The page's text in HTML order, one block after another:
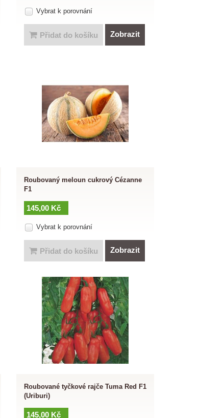
Vybrat k porovnání
Přidat do košíku Zobrazit
Roubovaný meloun cukrový Cézanne
F1
145,00 Kč
Vybrat k porovnání
Přidat do košíku Zobrazit
Roubované tyčkové rajče Tuma Red F1
(Uriburi)
145,00 Kč